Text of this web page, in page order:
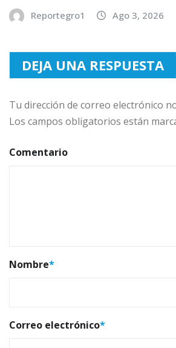
Reportegro1 Ago 3, 2026
DEJA UNA RESPUESTA
Tu dirección de correo electrónico
Los campos obligatorios están
Comentario
Nombre*
Correo electrónico*